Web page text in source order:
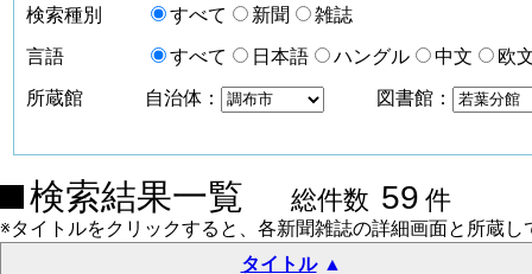
検索種別 すべて 新聞 雑誌
言語 すべて 日本語 ハングル 中文 欧
所蔵館 自治体： 図書館：
検索結果一覧 総件数 59 件
※タイトルをクリックすると、各新聞雑誌の詳細画面と所蔵
タイトル